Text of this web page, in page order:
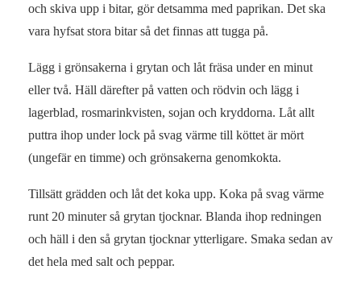
och skiva upp i bitar, gör detsamma med paprikan. Det ska
vara hyfsat stora bitar så det finnas att tugga på.
Lägg i grönsakerna i grytan och låt fräsa under en minut
eller två. Häll därefter på vatten och rödvin och lägg i
lagerblad, rosmarinkvisten, sojan och kryddorna. Låt allt
puttra ihop under lock på svag värme till köttet är mört
(ungefär en timme) och grönsakerna genomkokta.
Tillsätt grädden och låt det koka upp. Koka på svag värme
runt 20 minuter så grytan tjocknar. Blanda ihop redningen
och häll i den så grytan tjocknar ytterligare. Smaka sedan av
det hela med salt och peppar.